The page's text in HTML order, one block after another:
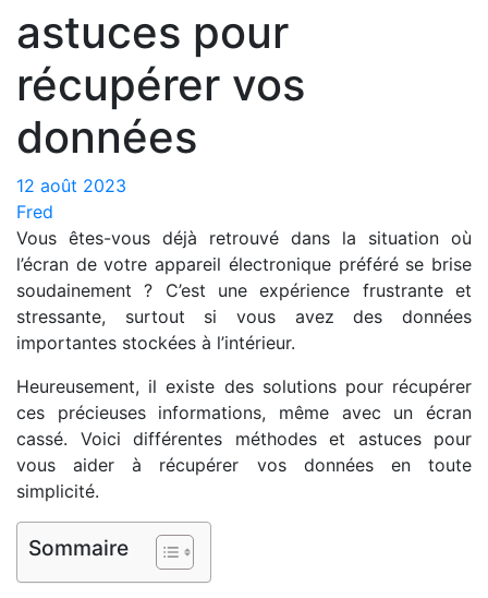
astuces pour
récupérer vos
données
12 août 2023
Fred
Vous êtes-vous déjà retrouvé dans la situation où
l’écran de votre appareil électronique préféré se brise
soudainement ? C’est une expérience frustrante et
stressante, surtout si vous avez des données
importantes stockées à l’intérieur.
Heureusement, il existe des solutions pour récupérer
ces précieuses informations, même avec un écran
cassé. Voici différentes méthodes et astuces pour
vous aider à récupérer vos données en toute
simplicité.
Sommaire